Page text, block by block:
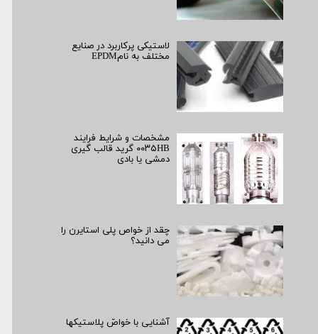
لاستیکی پرکاربرد در صنایع
مختلف به نامEPDM
مشخصات و شرایط فرایند
۰۰۳۵HB گرید قالب گیری
دمشی یا بادی
چقد از خواص پلی استایرن را
می دانید؟
آشنایی با خواصّ پلاستیک­ها